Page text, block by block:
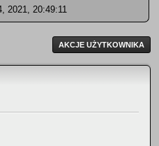
2021, 20:49:11
AKCJE UŻYTKOWNIKA